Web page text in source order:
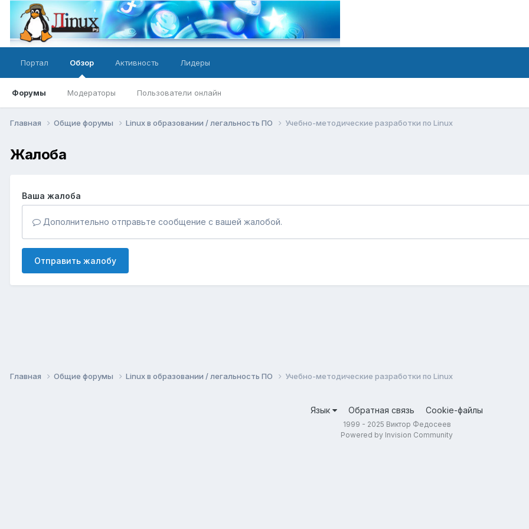
Портал Обзор
Форумы Модераторы Пользователи онлайн
Активность Лидеры
Главная Общие форумы Linux в образовании / легальность ПО Учебно-методические разработки по Linux
Жалоба
Ваша жалоба
Дополнительно отправьте сообщение с вашей жалобой.
Отправить жалобу
Главная Общие форумы Linux в образовании / легальность ПО Учебно-методические разработки по Linux
Язык Обратная связь Cookie-файлы
1999 - 2025 Виктор Федосеев
Powered by Invision Community